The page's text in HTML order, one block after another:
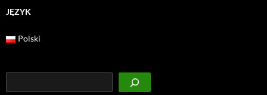
JĘZYK
Polski